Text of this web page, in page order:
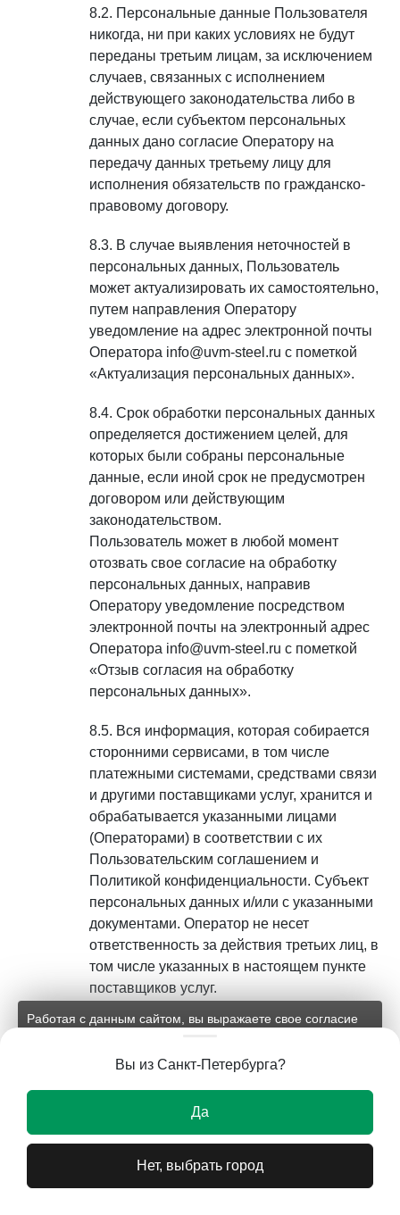
Персональные данные Пользователя
никогда, ни при каких условиях не будут
переданы третьим лицам, за исключением
случаев, связанных с исполнением
действующего законодательства либо в
случае, если субъектом персональных
данных дано согласие Оператору на
передачу данных третьему лицу для
исполнения обязательств по гражданско-
правовому договору.
В случае выявления неточностей в
персональных данных, Пользователь
может актуализировать их самостоятельно,
путем направления Оператору
уведомление на адрес электронной почты
Оператора info@uvm-steel.ru с пометкой
«Актуализация персональных данных».
Срок обработки персональных данных
определяется достижением целей, для
которых были собраны персональные
данные, если иной срок не предусмотрен
договором или действующим
законодательством.
Пользователь может в любой момент
отозвать свое согласие на обработку
персональных данных, направив
Оператору уведомление посредством
электронной почты на электронный адрес
Оператора info@uvm-steel.ru с пометкой
«Отзыв согласия на обработку
персональных данных».
Вся информация, которая собирается
сторонними сервисами, в том числе
платежными системами, средствами связи
и другими поставщиками услуг, хранится и
обрабатывается указанными лицами
(Операторами) в соответствии с их
Пользовательским соглашением и
Политикой конфиденциальности. Субъект
персональных данных и/или с указанными
документами. Оператор не несет
ответственность за действия третьих лиц, в
том числе указанных в настоящем пункте
поставщиков услуг.
Установленные субъектом
передачу (кроме предоставления доступа),
а также на обработку или условия
обработки (кроме получения доступа)
персональных данных, разрешенных для
обработки персональных данных в
Вы из Санкт-Петербурга?
Да
Нет, выбрать город
Работая с данным сайтом, вы выражаете свое согласие
данных на условиях, изложенных в
соответствующих